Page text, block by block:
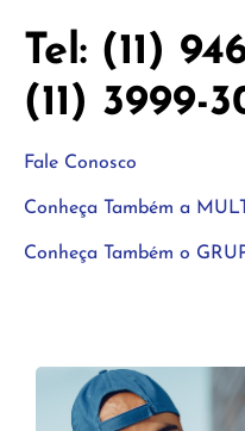
Tel: (11)
(11) 3999-
Fale Conosco
Conheça Também a
Conheça Também o